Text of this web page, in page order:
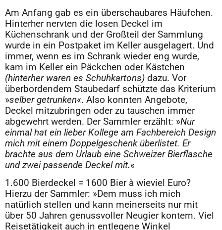
Am Anfang gab es ein überschaubares Häufchen.
Hinterher nervten die losen Deckel im
Küchenschrank und der Großteil der Sammlung
wurde in ein Postpaket im Keller ausgelagert. Und
immer, wenn es im Schrank wieder eng wurde,
kam im Keller ein Päckchen oder Kästchen
(hinterher waren es Schuhkartons) dazu. Vor
überbordendem Staubedarf schützte das Kriterium
»selber getrunken«. Also konnten Angebote,
Deckel mitzubringen oder zu tauschen immer
abgewehrt werden. Der Sammler erzählt: »Nur
einmal hat ein lieber Kollege am Fachbereich Design
mich mit einem Doppelgeschenk überlistet. Er
brachte aus dem Urlaub eine Schweizer Bierflasche
und zwei passende Deckel mit.«
1.600 Bierdeckel = 1600 Bier à wieviel Euro?
Hierzu der Sammler: »Dem muss ich mich
natürlich stellen und kann meinerseits nur mit
über 50 Jahren genussvoller Neugier kontern. Viel
Reisetätigkeit auch in entlegene Winkel